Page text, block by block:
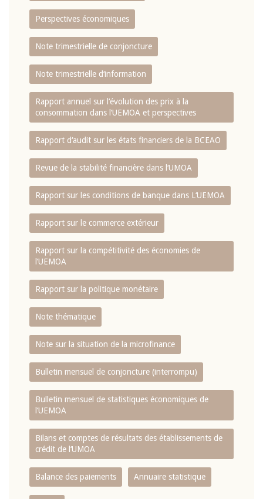
Perspectives économiques
Note trimestrielle de conjoncture
Note trimestrielle d‘information
Rapport annuel sur l‘évolution des prix à la
consommation dans l‘UEMOA et perspectives
Rapport d‘audit sur les états financiers de la BCEAO
Revue de la stabilité financière dans l‘UMOA
Rapport sur les conditions de banque dans L‘UEMOA
Rapport sur le commerce extérieur
Rapport sur la compétitivité des économies de
l‘UEMOA
Rapport sur la politique monétaire
Note thématique
Note sur la situation de la microfinance
Bulletin mensuel de conjoncture (interrompu)
Bulletin mensuel de statistiques économiques de
l‘UEMOA
Bilans et comptes de résultats des établissements de
crédit de l‘UMOA
Balance des paiements Annuaire statistique